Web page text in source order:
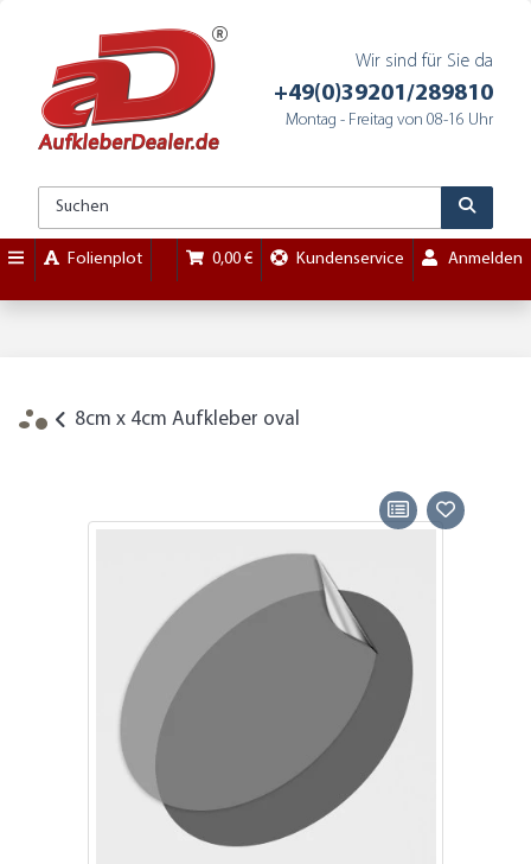
Wir sind für Sie da
+49(0)39201/289810
Montag - Freitag von 08-16 Uhr
Folienplot 0,00 € Kundenservice Anmelden
8cm x 4cm Aufkleber oval